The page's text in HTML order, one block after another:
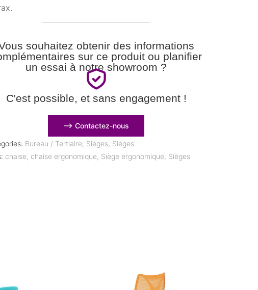
souhaitez obtenir des informations
sur ce produit ou planifier
un essai à notre showroom ?
C'est possible, et sans engagement !
⟶ Contactez-nous
Bureau / Tertiaire, Sièges, Sièges
chaise, chaise ergonomique, Siège ergonomique, Sièges